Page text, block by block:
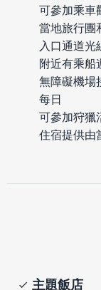
可參加乘車
當地旅行團
入口通道光
附近有乘船
無障礙機場
每日
可參加狩獵
住宿提供由
主題飯店